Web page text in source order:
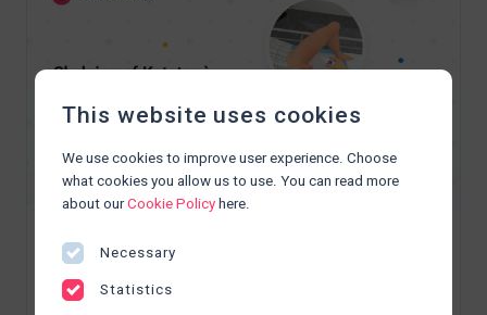
Skylning af kateter à demeure
(KAD) på mand
Lær hvordan du skyller urinvejskatetre (KAD) hvis det
This website uses cookies
We use cookies to improve user experience. Choose
what cookies you allow us to use. You can read more
about ourCookie Policy here.
Necessary
Statistics